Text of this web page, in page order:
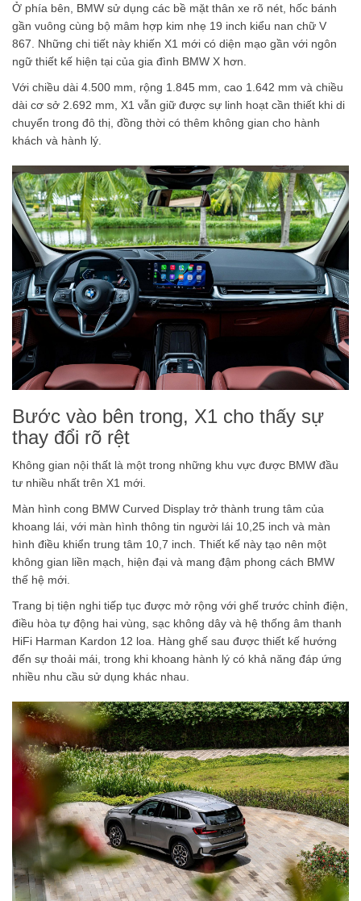
Ở phía bên, BMW sử dụng các bề mặt thân xe rõ nét, hốc bánh
gần vuông cùng bộ mâm hợp kim nhẹ 19 inch kiểu nan chữ V
867. Những chi tiết này khiến X1 mới có diện mạo gần với ngôn
ngữ thiết kế hiện tại của gia đình BMW X hơn.
Với chiều dài 4.500 mm, rộng 1.845 mm, cao 1.642 mm và chiều
dài cơ sở 2.692 mm, X1 vẫn giữ được sự linh hoạt cần thiết khi di
chuyển trong đô thị, đồng thời có thêm không gian cho hành
khách và hành lý.
Bước vào bên trong, X1 cho thấy sự
thay đổi rõ rệt
Không gian nội thất là một trong những khu vực được BMW đầu
tư nhiều nhất trên X1 mới.
Màn hình cong BMW Curved Display trở thành trung tâm của
khoang lái, với màn hình thông tin người lái 10,25 inch và màn
hình điều khiển trung tâm 10,7 inch. Thiết kế này tạo nên một
không gian liền mạch, hiện đại và mang đậm phong cách BMW
thế hệ mới.
Trang bị tiện nghi tiếp tục được mở rộng với ghế trước chỉnh điện,
điều hòa tự động hai vùng, sạc không dây và hệ thống âm thanh
HiFi Harman Kardon 12 loa. Hàng ghế sau được thiết kế hướng
đến sự thoải mái, trong khi khoang hành lý có khả năng đáp ứng
nhiều nhu cầu sử dụng khác nhau.